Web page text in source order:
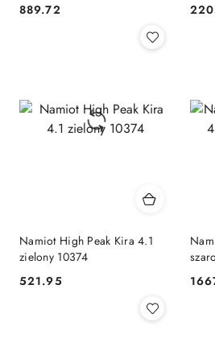
Cena:
889.72
Namiot High Peak Kira 4.1
zielony 10374
Cena:
521.95